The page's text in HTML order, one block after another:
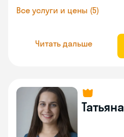
Все услуги и цены (5)
Читать дальше
Татьяна